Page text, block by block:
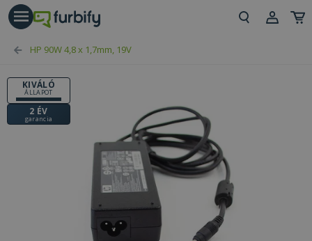
HP 90W 4,8 x 1,7mm, 19V
KIVÁLÓ
ÁLLAPOT
2 ÉV
garancia
gomb